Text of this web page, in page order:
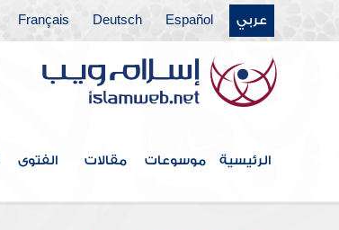
عربي Español
Deutsch
Français
الرئيسية موسوعات مقالات الفتوى